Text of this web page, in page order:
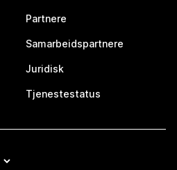
Partnere
Samarbeidspartnere
Juridisk
Tjenestestatus